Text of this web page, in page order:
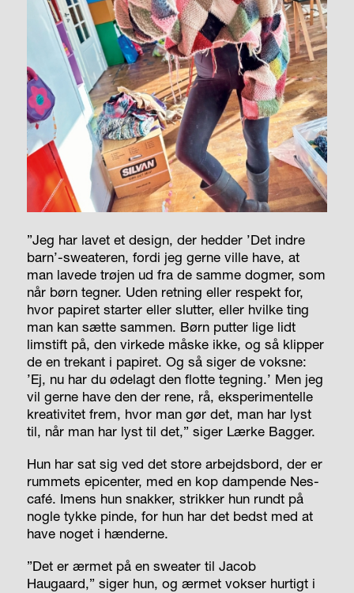
”Jeg har lavet et design, der hedder ’Det indre
barn’-sweateren, fordi jeg gerne ville have, at
man lavede trøjen ud fra de samme dogmer, som
når børn tegner. Uden retning eller respekt for,
hvor papiret starter eller slutter, eller hvilke ting
man kan sætte sammen. Børn putter lige lidt
limstift på, den virkede måske ikke, og så klipper
de en trekant i papiret. Og så siger de voksne:
’Ej, nu har du ødelagt den flotte tegning.’ Men jeg
vil gerne have den der rene, rå, eksperimentelle
kreativitet frem, hvor man gør det, man har lyst
til, når man har lyst til det,” siger Lærke Bagger.
Hun har sat sig ved det store arbejdsbord, der er
rummets epicenter, med en kop dampende Nes­
café. Imens hun snakker, strikker hun rundt på
nogle tykke pinde, for hun har det bedst med at
have noget i hænderne.
”Det er ærmet på en sweater til Jacob
Haugaard,” siger hun, og ærmet vokser hurtigt i